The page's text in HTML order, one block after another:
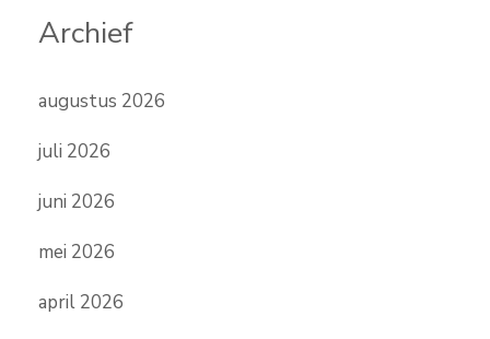
Archief
augustus 2026
juli 2026
juni 2026
mei 2026
april 2026